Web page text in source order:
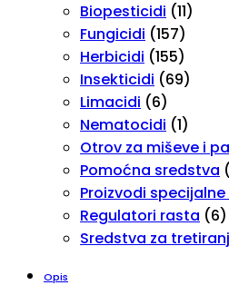
Biopesticidi (11)
Fungicidi (157)
Herbicidi (155)
Insekticidi (69)
Limacidi (6)
Nematocidi (1)
Otrov za miševe i
Pomoćna sredstva
Proizvodi
Regulatori rasta (6)
Sredstva za
Opis